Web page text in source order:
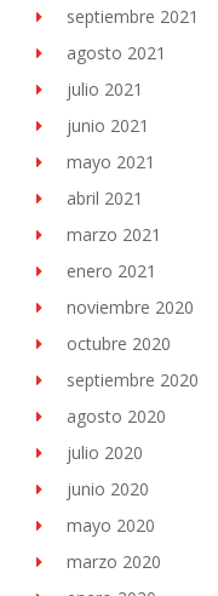
septiembre 2021
agosto 2021
julio 2021
junio 2021
mayo 2021
abril 2021
marzo 2021
enero 2021
noviembre 2020
octubre 2020
septiembre 2020
agosto 2020
julio 2020
junio 2020
mayo 2020
marzo 2020